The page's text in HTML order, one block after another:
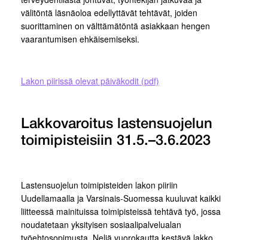
välitöntä läsnäoloa edellyttävät tehtävät, joiden
suorittaminen on välttämätöntä asiakkaan hengen
vaarantumisen ehkäisemiseksi.
Lakon piirissä olevat päiväkodit (pdf)
Lakkovaroitus lastensuojelun
toimipisteisiin 31.5.–3.6.2023
Lastensuojelun toimipisteiden lakon piiriin
Uudellamaalla ja Varsinais-Suomessa kuuluvat kaikki
liitteessä mainituissa toimipisteissä tehtävä työ, jossa
noudatetaan yksityisen sosiaalipalvelualan
työehtosopimusta. Neljä vuorokautta kestävä lakko